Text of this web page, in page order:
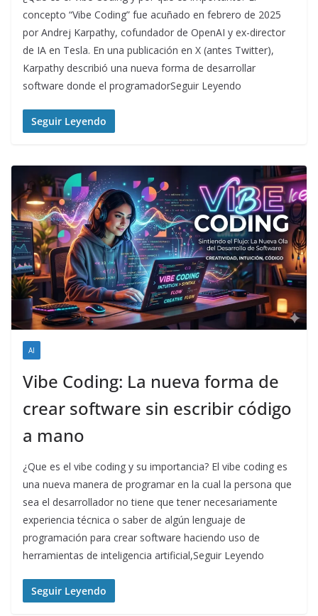
concepto “Vibe Coding” fue acuñado en febrero de 2025
por Andrej Karpathy, cofundador de OpenAI y ex-director
de IA en Tesla. En una publicación en X (antes Twitter),
Karpathy describió una nueva forma de desarrollar
software donde el programadorSeguir Leyendo
Seguir Leyendo
AI
Vibe Coding: La nueva forma de
crear software sin escribir código
a mano
¿Que es el vibe coding y su importancia? El vibe coding es
una nueva manera de programar en la cual la persona que
sea el desarrollador no tiene que tener necesariamente
experiencia técnica o saber de algún lenguaje de
programación para crear software haciendo uso de
herramientas de inteligencia artificial,Seguir Leyendo
Seguir Leyendo